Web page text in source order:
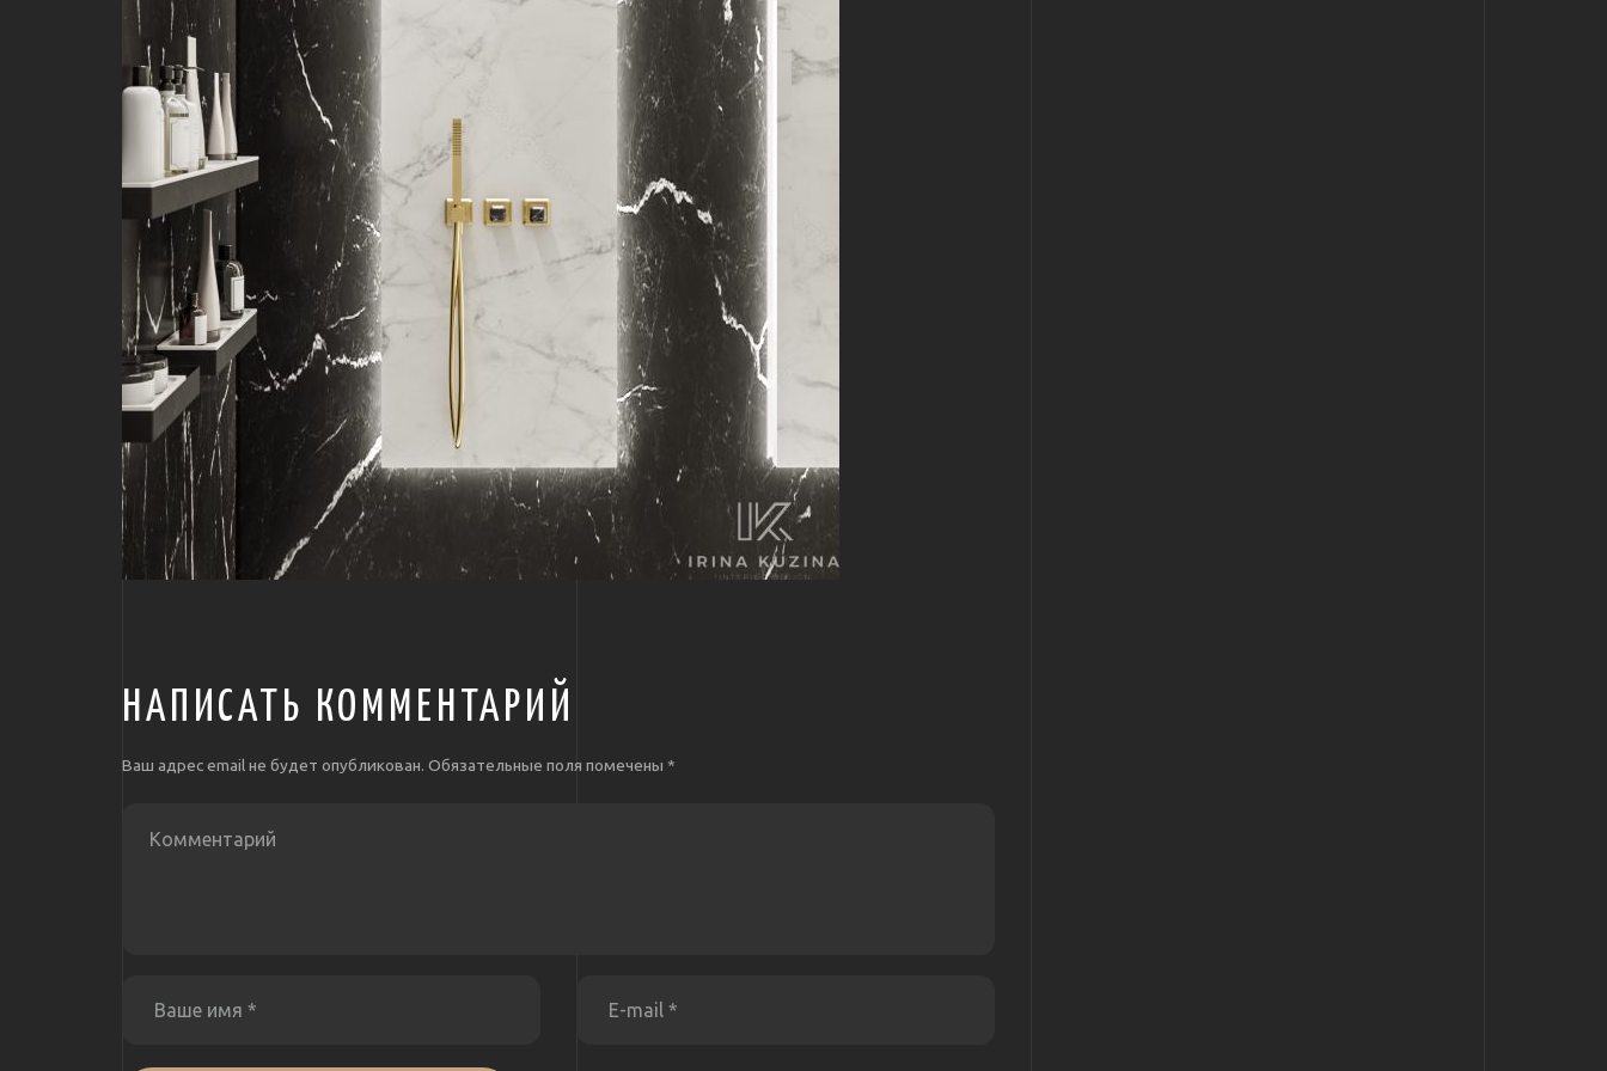
НАПИСАТЬ КОММЕНТАРИЙ
Ваш адрес email не будет опубликован. Обязательные поля помечены *